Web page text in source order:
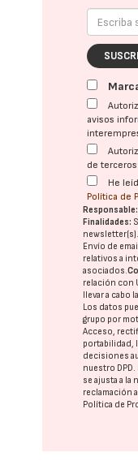
avisos
de
He
Política de
Responsable:
Finalidades:
Envío de
relativos a
asociados.
relación con
llevar a cabo
Los datos
grupo por
Acceso,
portabilidad,
decisiones
nuestro DPD.
se ajusta a la
reclamación
Política de